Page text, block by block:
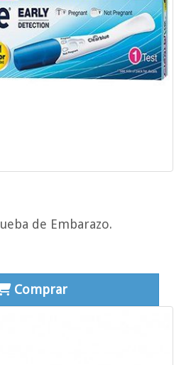
de Embarazo.
Comprar